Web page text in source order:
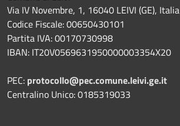
Via IV Novembre, 1, 16040 LEIVI (GE), Italia
Codice Fiscale: 00650430101
Partita IVA: 00170730998
IBAN: IT20V0569631950000003354X20
PEC: protocollo@pec.comune.leivi.ge.it
Centralino Unico: 0185319033